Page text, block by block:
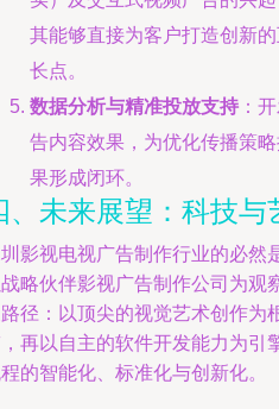
其能够直接为客户打造创新
长点。
数据分析与精准投放支持 ：
告内容效果，为优化传播策
果形成闭环。
、未来展望：科技与
影视电视广告制作行业的必然
略伙伴影视广告制作公司为观
径：以顶尖的视觉艺术创作为
再以自主的软件开发能力为引
的智能化、标准化与创新化。